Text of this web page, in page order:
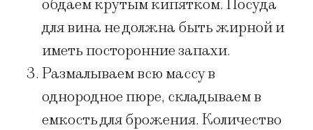
обдаем крутым кипятком. Посуда
для вина не должна быть жирной и
иметь посторонние запахи.
Размалываем всю массу в
однородное пюре, складываем в
емкость для брожения. Количество